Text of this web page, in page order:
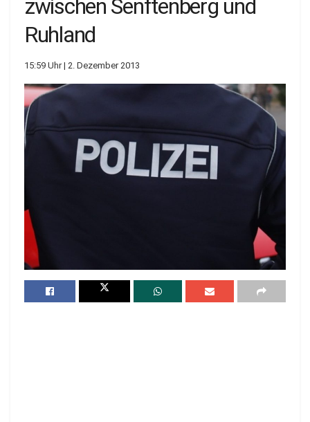
zwischen Senftenberg und
Ruhland
15:59 Uhr | 2. Dezember 2013